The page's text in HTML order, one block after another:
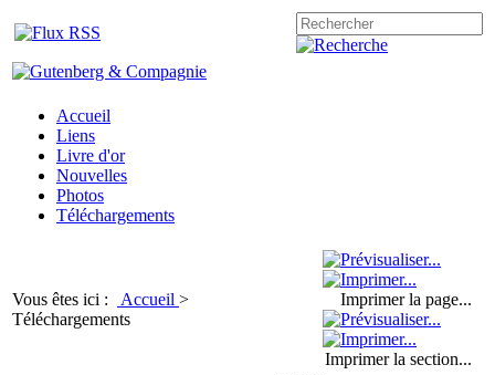
Accueil
Liens
Livre d'or
Nouvelles
Photos
Téléchargements
Vous êtes ici : Accueil >
Téléchargements
Imprimer la page...
Imprimer la section...